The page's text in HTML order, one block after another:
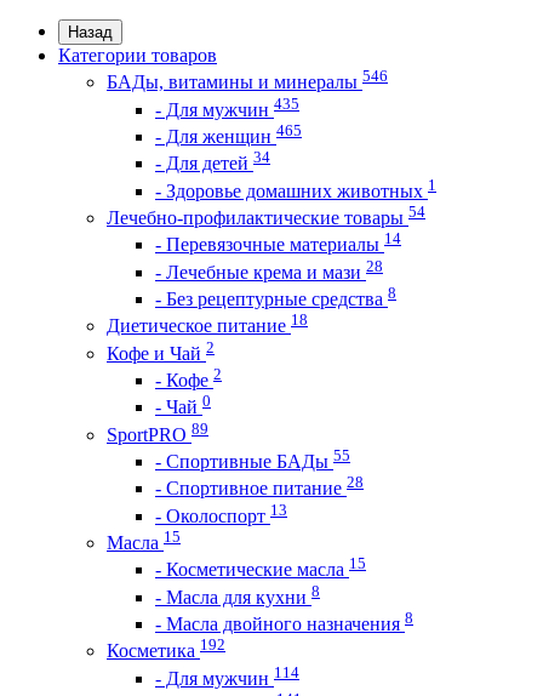
Назад
Категории товаров
БАДы, витамины и минералы 546
- Для мужчин 435
- Для женщин 465
- Для детей 34
- Здоровье домашних животных 1
Лечебно-профилактические товары 54
- Перевязочные материалы 14
- Лечебные крема и мази 28
- Без рецептурные средства 8
Диетическое питание 18
Кофе и Чай 2
- Кофе 2
- Чай 0
SportPRO 89
- Спортивные БАДы 55
- Спортивное питание 28
- Околоспорт 13
Масла 15
- Косметические масла 15
- Масла для кухни 8
- Масла двойного назначения 8
Косметика 192
- Для мужчин 114